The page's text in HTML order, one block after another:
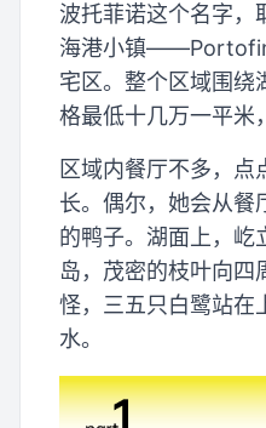
波托菲诺这个名字，
海港小镇
宅区。整个区域围绕
格最低十几万一平米
区域内餐厅不多，点
长。偶尔，她会从餐
的鸭子。湖面上，屹
岛，茂密的枝叶向四
怪，三五只白鹭站在
水。